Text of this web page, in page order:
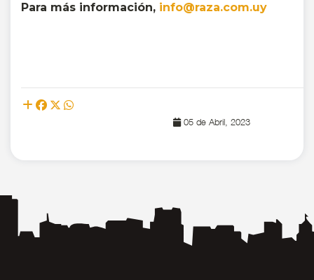
Para más información, info@raza.com.uy
05 de Abril, 2023